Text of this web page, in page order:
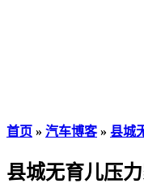
首页 » 汽车博客» 县城
县城无育儿压